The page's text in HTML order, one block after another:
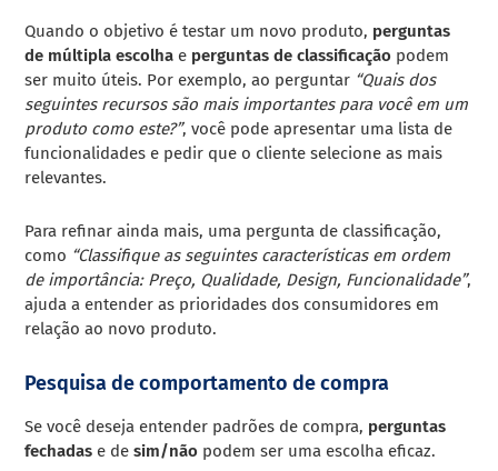
Quando o objetivo é testar um novo produto, perguntas
de múltipla escolha e perguntas de classificação podem
ser muito úteis. Por exemplo, ao perguntar “Quais dos
seguintes recursos são mais importantes para você em um
produto como este?”, você pode apresentar uma lista de
funcionalidades e pedir que o cliente selecione as mais
relevantes.
Para refinar ainda mais, uma pergunta de classificação,
como “Classifique as seguintes características em ordem
de importância: Preço, Qualidade, Design, Funcionalidade”,
ajuda a entender as prioridades dos consumidores em
relação ao novo produto.
Pesquisa de comportamento de compra
Se você deseja entender padrões de compra, perguntas
fechadas e desim/não podem ser uma escolha eficaz.